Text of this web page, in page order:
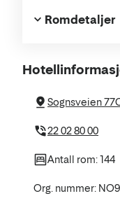
Romdetaljer
Om
hotellet
Sognsveien
22 02 80 00
Antall rom: 144
Org. nummer: